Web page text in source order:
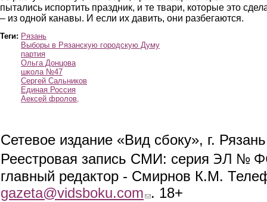
пытались испортить праздник, и те твари, которые это
– из одной канавы. И если их давить, они разбегаются.
Теги: Рязань
Выборы в Рязанскую городскую Думу
партия
Ольга Донцова
школа №47
Сергей Сальников
Единая Россия
Аексей фролов,
Сетевое издание «Вид сбоку», г.
Реестровая запись СМИ: серия ЭЛ №
главный редактор - Смирнов К.М.
gazeta@vidsboku.com (link sends e-mail)
. 18+